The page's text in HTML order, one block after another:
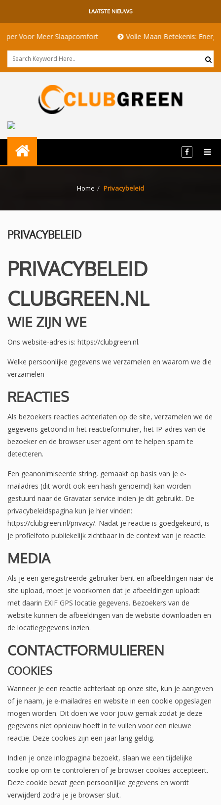
LAATSTE NIEUWS
Slaapcomfort Volle Maan Betekenis: Energie, Rituelen
Home Privacybeleid
PRIVACYBELEID
PRIVACYBELEID
CLUBGREEN.NL
WIE ZIJN WE
Ons website-adres is: https://clubgreen.nl.
Welke persoonlijke gegevens we verzamelen en waarom we die
verzamelen
REACTIES
Als bezoekers reacties achterlaten op de site, verzamelen we de
gegevens getoond in het reactieformulier, het IP-adres van de
bezoeker en de browser user agent om te helpen spam te
detecteren.
Een geanonimiseerde string, gemaakt op basis van je e-
mailadres (dit wordt ook een hash genoemd) kan worden
gestuurd naar de Gravatar service indien je dit gebruikt. De
privacybeleidspagina kun je hier vinden:
https://clubgreen.nl/privacy/. Nadat je reactie is goedgekeurd, is
je profielfoto publiekelijk zichtbaar in de context van je reactie.
MEDIA
Als je een geregistreerde gebruiker bent en afbeeldingen naar de
site upload, moet je voorkomen dat je afbeeldingen uploadt
met daarin EXIF GPS locatie gegevens. Bezoekers van de
website kunnen de afbeeldingen van de website downloaden en
de locatiegegevens inzien.
CONTACTFORMULIEREN
COOKIES
Wanneer je een reactie achterlaat op onze site, kun je aangeven
of je naam, je e-mailadres en website in een cookie opgeslagen
mogen worden. Dit doen we voor jouw gemak zodat je deze
gegevens niet opnieuw hoeft in te vullen voor een nieuwe
reactie. Deze cookies zijn een jaar lang geldig.
Indien je onze inlogpagina bezoekt, slaan we een tijdelijke
cookie op om te controleren of je browser cookies accepteert.
Deze cookie bevat geen persoonlijke gegevens en wordt
verwijderd zodra je je browser sluit.